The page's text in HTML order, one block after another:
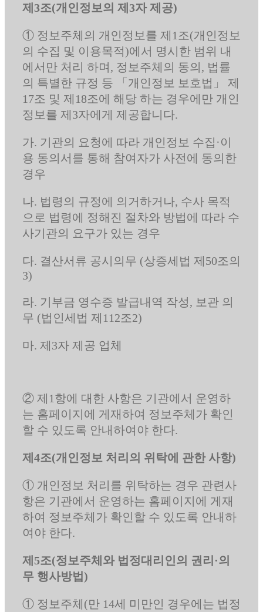
제3조(개인정보의 제3자 제공)
① 정보주체의 개인정보를 제1조(개인정보
의 수집 및 이용목적)에서 명시한 범위 내
에서만 처리 하며, 정보주체의 동의, 법률
의 특별한 규정 등 「개인정보 보호법」 제
17조 및 제18조에 해당 하는 경우에만 개인
정보를 제3자에게 제공합니다.
가. 기관의 요청에 따라 개인정보 수집·이
용 동의서를 통해 참여자가 사전에 동의한
경우
나. 법령의 규정에 의거하거나, 수사 목적
으로 법령에 정해진 절차와 방법에 따라 수
사기관의 요구가 있는 경우
다. 결산서류 공시의무 (상증세법 제50조의
3)
라. 기부금 영수증 발급내역 작성, 보관 의
무 (법인세법 제112조2)
마. 제3자 제공 업체
② 제1항에 대한 사항은 기관에서 운영하
는 홈페이지에 게재하여 정보주체가 확인
할 수 있도록 안내하여야 한다.
제4조(개인정보 처리의 위탁에 관한 사항)
① 개인정보 처리를 위탁하는 경우 관련사
항은 기관에서 운영하는 홈페이지에 게재
하여 정보주체가 확인할 수 있도록 안내하
여야 한다.
제5조(정보주체와 법정대리인의 권리·의
무 행사방법)
① 정보주체(만 14세 미만인 경우에는 법정